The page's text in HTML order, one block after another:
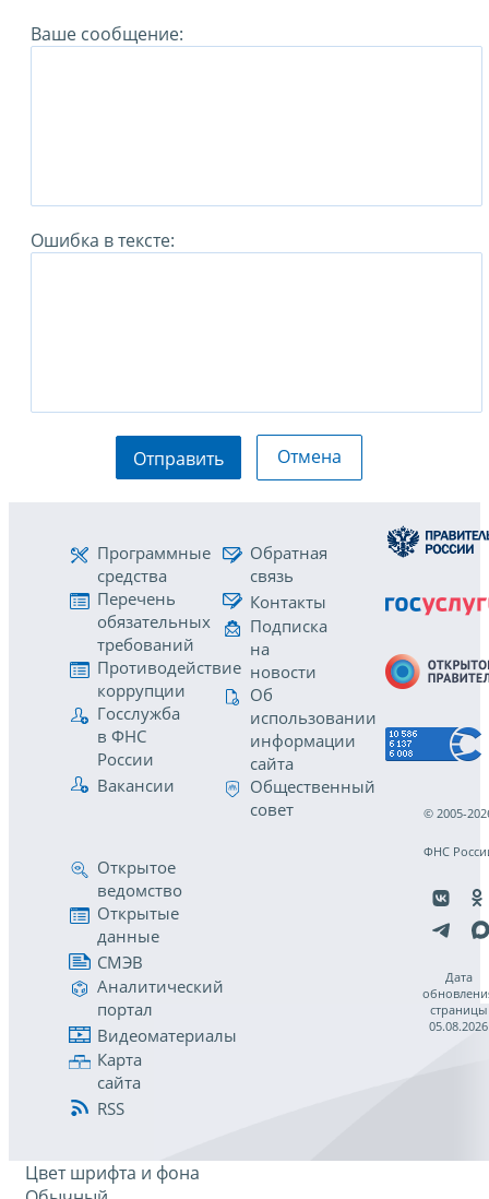
Ваше сообщение:
Ошибка в тексте:
Отправить Отмена
Программные
средства
Перечень
обязательных
требований
Противодействие
коррупции
Госслужба
в ФНС
России
Вакансии
Обратная
связь
Контакты
Подписка
на
новости
Об
использовании
информации
сайта
Общественный
совет
Открытое
ведомство
Открытые
данные
СМЭВ
Аналитический
портал
Видеоматериалы
Карта
сайта
RSS
© 2005-
ФНС
Дата
страницы
05.08.2026
Цвет шрифта и фона